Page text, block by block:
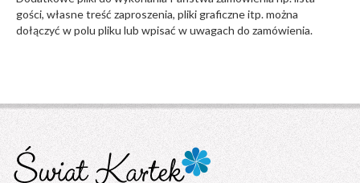
gości, własne treść zaproszenia, pliki graficzne itp. można
dołączyć w polu pliku lub wpisać w uwagach do zamówienia.